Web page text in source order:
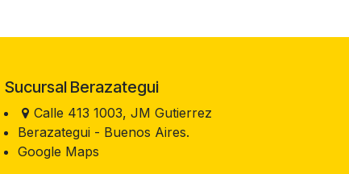
Sucursal Berazategui
Calle 413 1003, JM Gutierrez
Berazategui - Buenos Aires.
Google Maps